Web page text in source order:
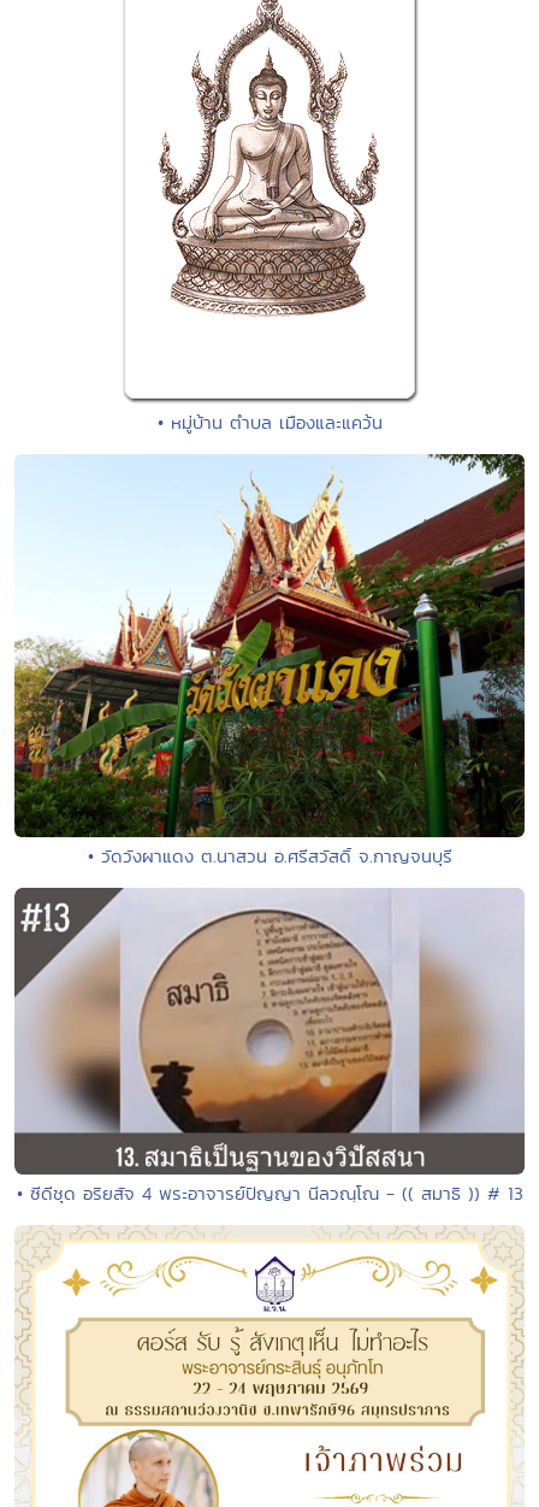
• หมู่บ้าน ตำบล เมืองและแคว้น
• วัดวังผาแดง ต.นาสวน อ.ศรีสวัสดิ์ จ.กาญจนบุรี
• ซีดีชุด อริยสัจ 4 พระอาจารย์ปัญญา นีลวณฺโณ - (( สมาธิ )) # 13